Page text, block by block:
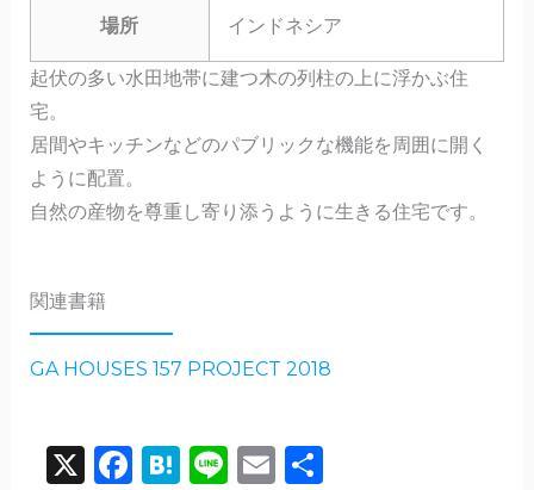
場所 インドネシア
起伏の多い水田地帯に建つ木の列柱の上に浮かぶ住
宅。
居間やキッチンなどのパブリックな機能を周囲に開く
ように配置。
自然の産物を尊重し寄り添うように生きる住宅です。
関連書籍
GA HOUSES 157 PROJECT 2018
FacebookEmail
Line
Hatena
X
共